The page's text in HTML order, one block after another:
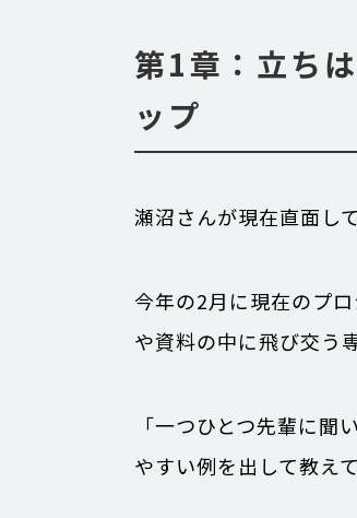
第1章：立ち
ップ
瀬沼さんが現在直面し
今年の2月に現在のプ
や資料の中に飛び交う
「一つひとつ先輩に
やすい例を出して教え